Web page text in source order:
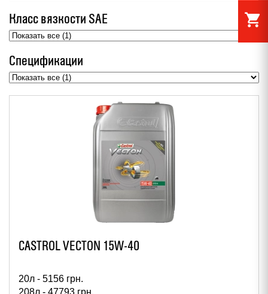
Класс вязкости SAE
Спецификации
CASTROL VECTON 15W-40
20л - 5156 грн.
208л - 47793 грн.
shopping_cart